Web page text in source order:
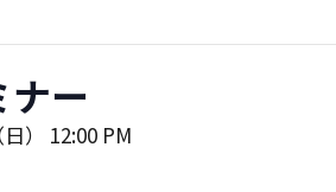
ー
） 12:00 PM